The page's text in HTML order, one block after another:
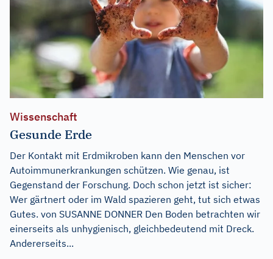
Wissenschaft
Gesunde Erde
Der Kontakt mit Erdmikroben kann den Menschen vor
Autoimmunerkrankungen schützen. Wie genau, ist
Gegenstand der Forschung. Doch schon jetzt ist sicher:
Wer gärtnert oder im Wald spazieren geht, tut sich etwas
Gutes. von SUSANNE DONNER Den Boden betrachten wir
einerseits als unhygienisch, gleichbedeutend mit Dreck.
Andererseits...